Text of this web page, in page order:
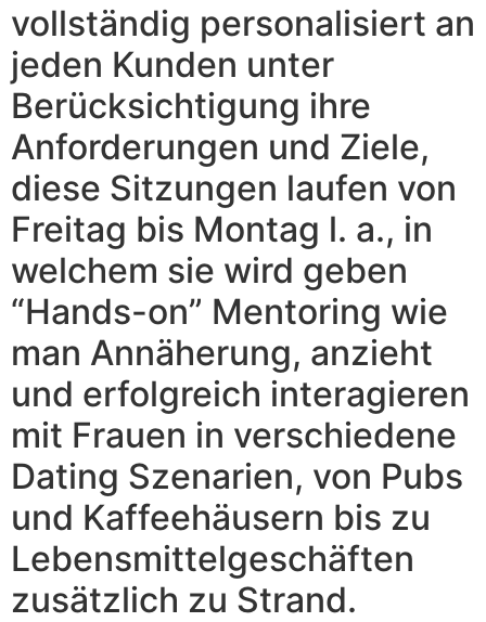
vollständig personalisiert an
jeden Kunden unter
Berücksichtigung ihre
Anforderungen und Ziele,
diese Sitzungen laufen von
Freitag bis Montag l. a., in
welchem sie wird geben
“Hands-on” Mentoring wie
man Annäherung, anzieht
und erfolgreich interagieren
mit Frauen in verschiedene
Dating Szenarien, von Pubs
und Kaffeehäusern bis zu
Lebensmittelgeschäften
zusätzlich zu Strand.